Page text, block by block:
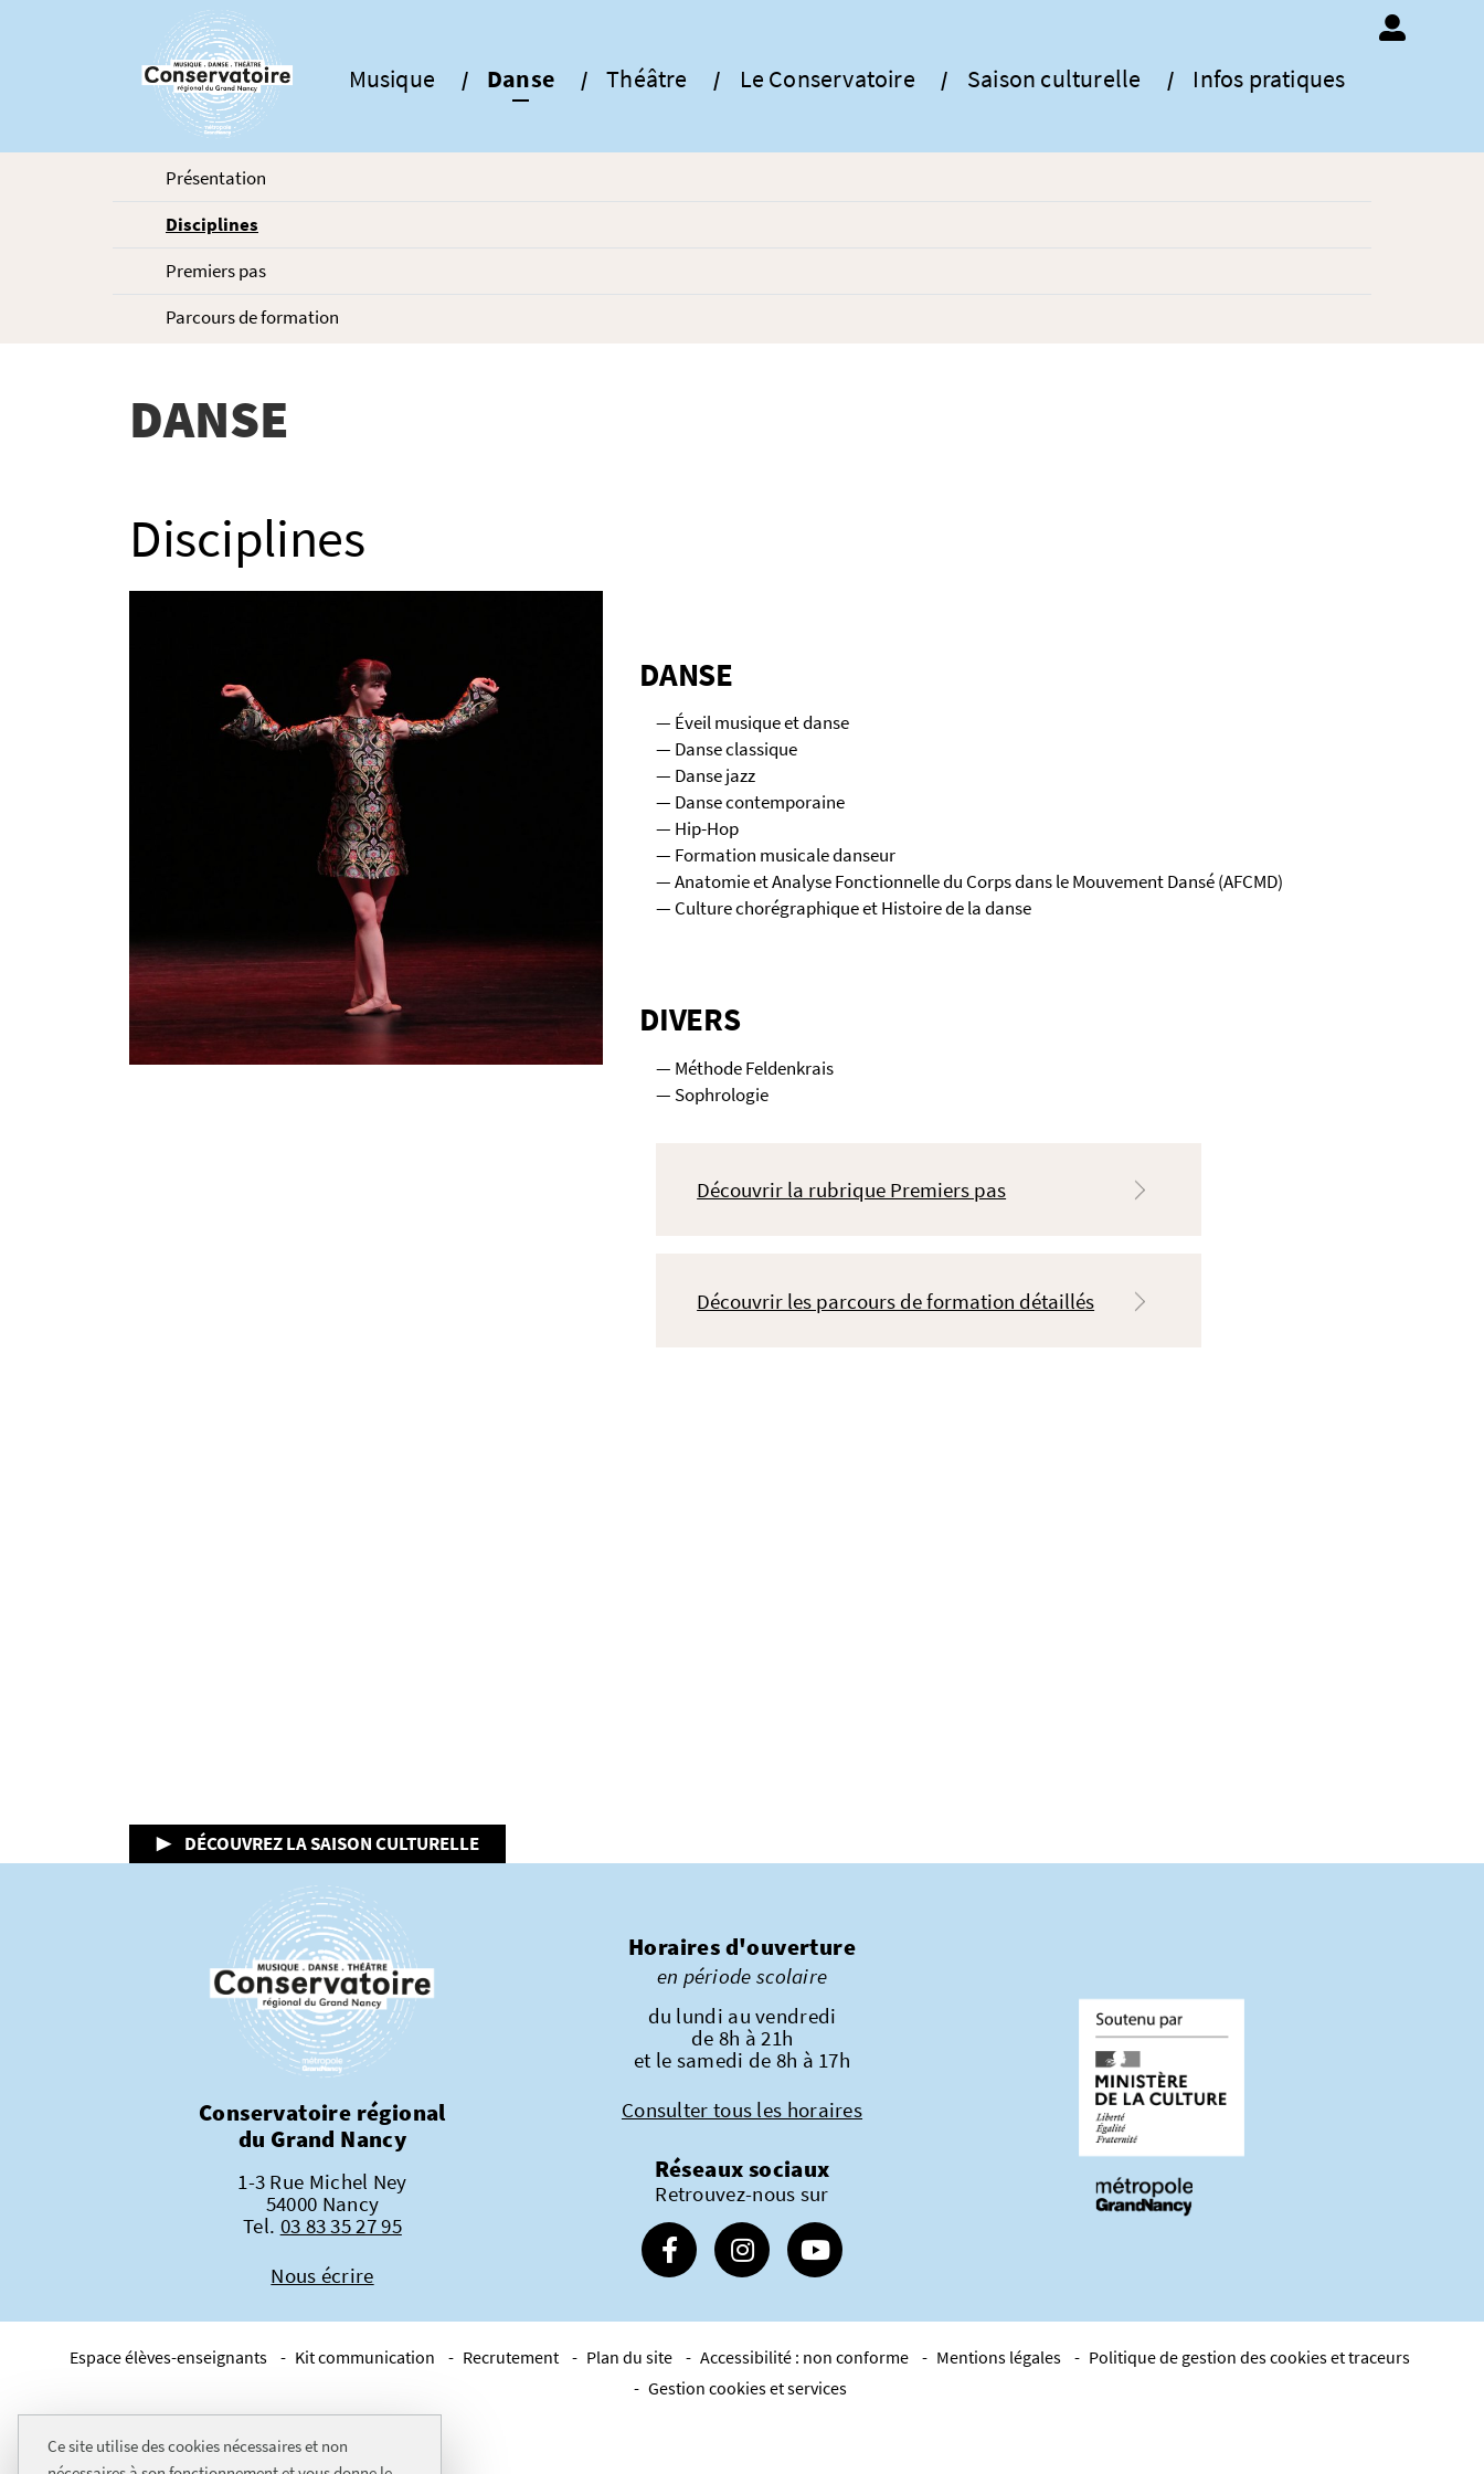
Gestion de vos préférences sur les cookies
Ce site utilise des cookies nécessaires et non
Musique Danse Théâtre Le Conservatoire Saison culturelle Infos pratiques
Présentation
Disciplines
Premiers pas
Parcours de formation
DANSE
Disciplines
DANSE
Éveil musique et danse
Danse classique
Danse jazz
Danse contemporaine
Hip-Hop
Formation musicale danseur
Anatomie et Analyse Fonctionnelle du Corps dans le Mouvement Dansé (AFCMD)
Culture chorégraphique et Histoire de la danse
DIVERS
Méthode Feldenkrais
Sophrologie
Découvrir la rubrique Premiers pas
Découvrir les parcours de formation détaillés
▶ DÉCOUVREZ LA SAISON CULTURELLE
Conservatoire régional
du Grand Nancy
1-3 Rue Michel Ney
54000 Nancy
Tel. 03 83 35 27 95
Nous écrire
Horaires d'ouverture
en période scolaire
du lundi au vendredi
de 8h à 21h
et le samedi de 8h à 17h
Consulter tous les horaires
Réseaux sociaux
Retrouvez-nous sur
Suivez-nous sur Facebook
Suivez-nous sur Instagram
Suivez-nous sur Youtube
Espace élèves-enseignants Kit communication Recrutement Plan du site Accessibilité : non conforme Mentions légales
Politique de gestion des cookies et traceurs
Gestion cookies et services